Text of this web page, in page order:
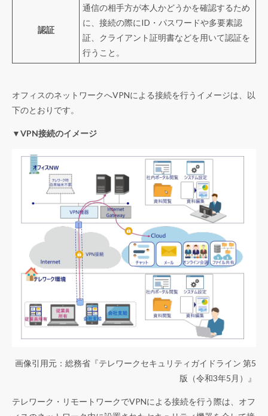
認証
通信の相手方が本人かどうかを確認するため
に、接続の際にID・パスワードや多要素認
証、クライアント証明書などを用いて認証を
行うこと。
オフィスのネットワークへVPNによる接続を行うイメージは、以
下のとおりです。
▼VPN接続のイメージ
画像引用元：総務省『テレワークセキュリティガイドライン 第5
版（令和3年5月）
』
テレワーク・リモートワークでVPNによる接続を行う際は、オフ